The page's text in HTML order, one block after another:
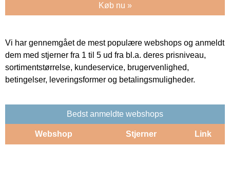
Køb nu »
Vi har gennemgået de mest populære webshops og anmeldt
dem med stjerner fra 1 til 5 ud fra bl.a. deres prisniveau,
sortimentstørrelse, kundeservice, brugervenlighed,
betingelser, leveringsformer og betalingsmuligheder.
Bedst anmeldte webshops
Webshop Stjerner Link